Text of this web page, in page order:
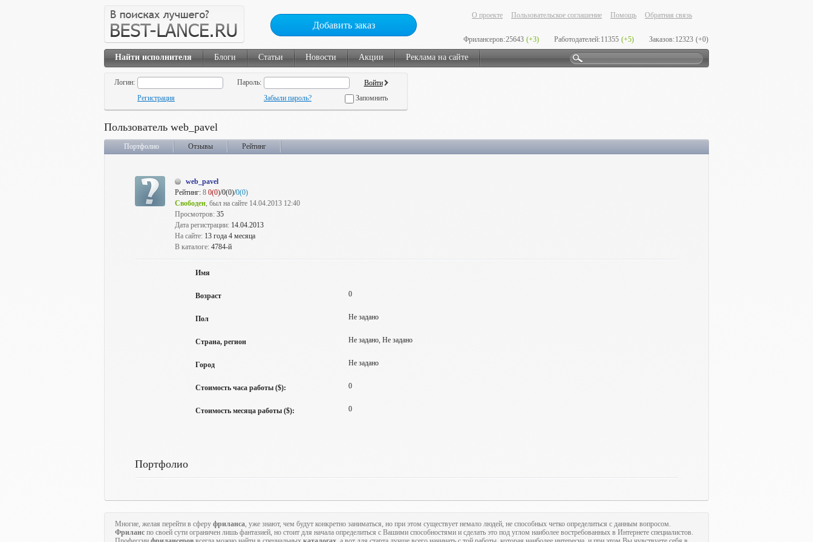
Добавить заказ
О проекте Пользовательское соглашение Помощь Обратная связь
Фрилансеров:25643 (+3) Работодателей:11355 (+5) Заказов:12323 (+0)
Найти исполнителя Блоги Статьи Новости Акции Реклама на сайте
Логин:
Пароль:
Регистрация
Забыли пароль? Запомнить
Пользователь web_pavel
Портфолио Отзывы Рейтинг
web_pavel
Рейтинг: 8 0(0)/0(0)/0(0)
Свободен, был на сайте 14.04.2013 12:40
Просмотров: 35
Дата регистрации: 14.04.2013
На сайте: 13 года 4 месяца
В каталоге: 4784-й
Имя
Возраст 0
Пол Не задано
Страна, регион Не задано, Не задано
Город Не задано
Стоимость часа работы ($): 0
Стоимость месяца работы ($): 0
Портфолио
Многие, желая перейти в сферу фриланса, уже знают, чем будут конкретно заниматься, но при этом существует немало людей, не способных четко определиться с данным вопросом.
Фриланс по своей сути ограничен лишь фантазией, но стоит для начала определиться с Вашими способностями и сделать это под углом наиболее востребованных в Интернете специалистов.